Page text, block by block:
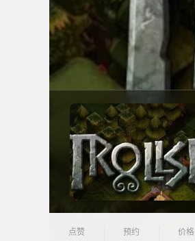
点赞 预约 价格